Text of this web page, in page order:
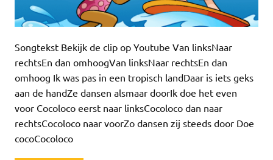
Songtekst Bekijk de clip op Youtube Van linksNaar
rechtsEn dan omhoogVan linksNaar rechtsEn dan
omhoog Ik was pas in een tropisch landDaar is iets geks
aan de handZe dansen alsmaar doorIk doe het even
voor Cocoloco eerst naar linksCocoloco dan naar
rechtsCocoloco naar voorZo dansen zij steeds door Doe
cocoCocoloco